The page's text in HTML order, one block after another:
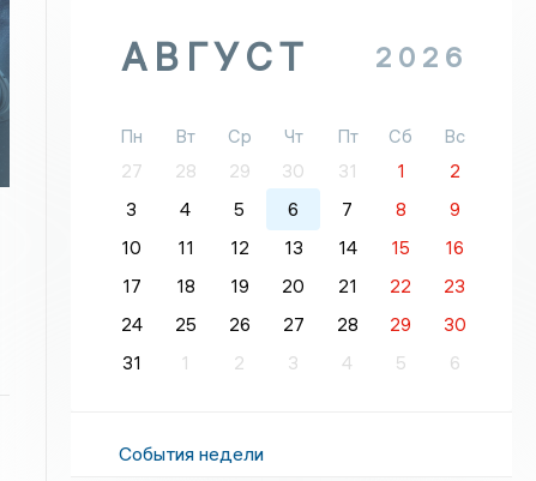
АВГУСТ 2026
Пн Вт Ср Чт Пт Сб
Вс
27
28 29 30 31 1
2
3
4 5 6 7 8
9
10
11 12 13 14 15
16
17
18 19 20 21 22
23
24
25 26 27 28 29
30
31
1 2 3 4 5 6
События недели